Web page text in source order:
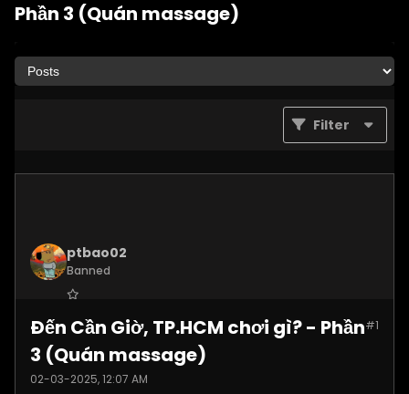
Phần 3 (Quán massage)
Filter
ptbao02
Banned
Posts:2180 #1
Đến Cần Giờ, TP.HCM chơi gì? - Phần
3 (Quán massage)
02-03-2025, 12:07 AM